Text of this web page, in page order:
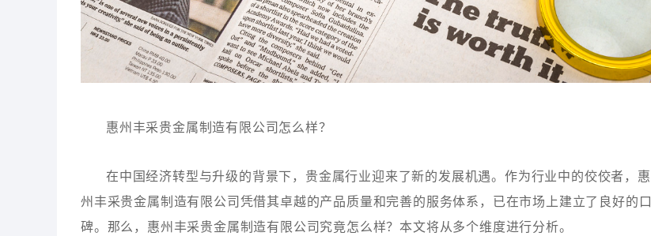
惠州丰采贵金属制造有限公司怎么样？
在中国经济转型与升级的背景下，贵金属行业迎来了新的发展机遇。作为行业中的佼佼者，惠
州丰采贵金属制造有限公司凭借其卓越的产品质量和完善的服务体系，已在市场上建立了良好的口
碑。那么，惠州丰采贵金属制造有限公司究竟怎么样？本文将从多个维度进行分析。